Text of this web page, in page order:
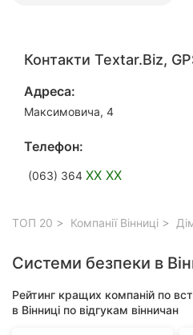
Контакти Textar.Biz,
Адреса:
Максимовича, 4
Телефон:
(063) 364 XX XX
ТОП 20 Компанії Вінниці
Системи безпеки в
Рейтинг кращих компаній по
в Вінниці по відгукам вінничан